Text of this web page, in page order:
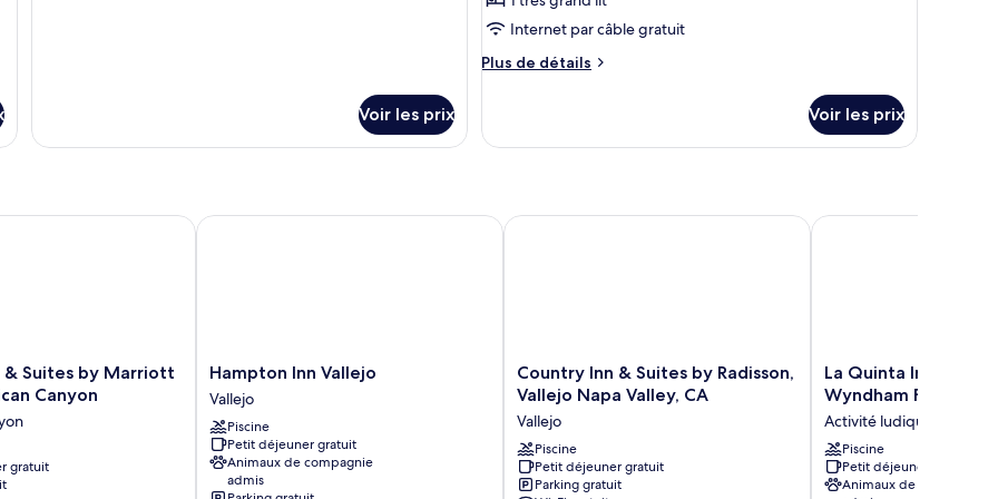
Voir les prix
Internet par câble gratuit
Plus de détails
Plus
le
Deluxe
Voir les prix
IHG
& Suites by Marriott
Canyon
gratuit
by Marriott Napa American Canyon
Hampton
Inn
Vallejo
Vallejo
Hampton Inn Vallejo
Vallejo
Piscine
Petit déjeuner gratuit
Animaux de compagnie
admis
Hampton Inn Vallejo
Country
Inn
Suites
by
Radisson,
Vallejo
Country Inn & Suites by Radisson,
Vallejo Napa Valley, CA
Vallejo
Piscine
Petit déjeuner gratuit
Parking gratuit
Country Inn & Suites by Radisson, Vallejo Napa Valley, CA
La
Quinta
Inn
&
Suites
by
Wyndham
La Quinta Inn &
Wyndham Fairfield -
Activité ludique Cordelia
Piscine
Petit déjeuner gratuit
Animaux de compagnie
La Quinta Inn & Suites